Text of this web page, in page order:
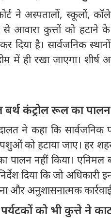
ने अस्पतालों, स्कूलों,
से आवारा कुत्तों को
दिया है। सार्वजनिक
में ही रखा जाएगा। शीर्ष
बर्थ कंट्रोल रूल का
ने कहा कि
को हटाया जाए। हर
पालन नहीं किया। एनिमल
दिया कि जो
और अनुशासनात्मक
को भी कुत्ते ने